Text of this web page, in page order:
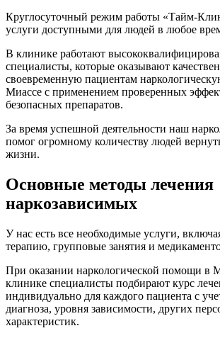
Круглосуточный режим работы «Тайм-
услуги доступными для людей в любое
В клинике работают
специалисты, которые оказывают
своевременную пациентам
Миассе с применением проверенных
безопасных препаратов.
За время успешной деятельности наш
помог огромному количеству людей
жизни.
Основные методы лечения
наркозависимых
У нас есть все необходимые услуги,
терапию, групповые занятия и
При оказании наркологической помощи в
клинике специалисты подбирают курс
индивидуально для каждого пациента с
диагноза, уровня зависимости, других
характеристик.